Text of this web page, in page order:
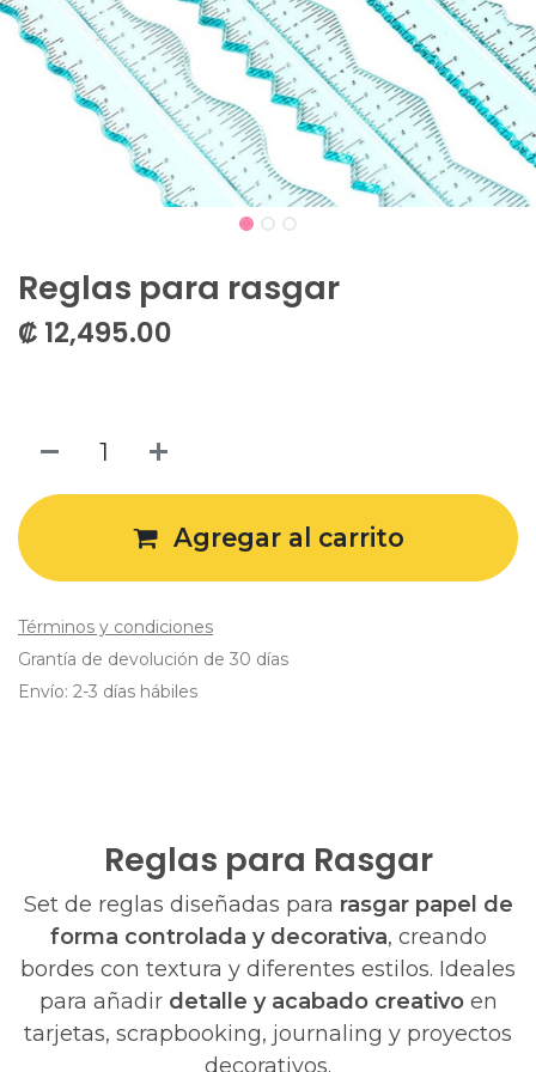
Reglas para rasgar
₡ 12,495.00
Agregar al carrito
Términos y condiciones
Grantía de devolución de 30 días
Envío: 2-3 días hábiles
Reglas para Rasgar
Set de reglas diseñadas para rasgar papel de
forma controlada y decorativa, creando
bordes con textura y diferentes estilos. Ideales
para añadir detalle y acabado creativoen
tarjetas, scrapbooking, journaling y proyectos
decorativos.